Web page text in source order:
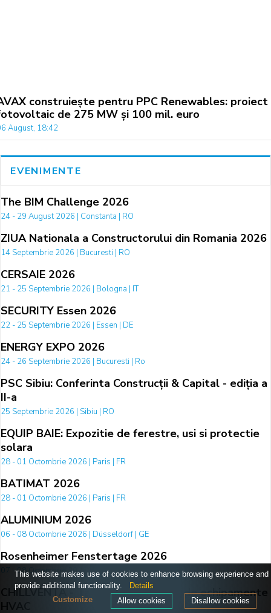
construiește pentru PPC Renewables: proiect
de 275 MW și 100 mil. euro
August, 18:42
EVENIMENTE
The BIM Challenge 2026
24 - 29 August 2026 | Constanta | RO
ZIUA Nationala a Constructorului din Romania 2026
14 Septembrie 2026 | Bucuresti | RO
CERSAIE 2026
21 - 25 Septembrie 2026 | Bologna | IT
SECURITY Essen 2026
22 - 25 Septembrie 2026 | Essen | DE
ENERGY EXPO 2026
24 - 26 Septembrie 2026 | Bucuresti | Ro
PSC Sibiu: Conferinta Construcții & Capital - ediția a
II-a
25 Septembrie 2026 | Sibiu | RO
EQUIP BAIE: Expozitie de ferestre, usi si protectie
solara
28 - 01 Octombrie 2026 | Paris | FR
BATIMAT 2026
28 - 01 Octombrie 2026 | Paris | FR
ALUMINIUM 2026
06 - 08 Octombrie 2026 | Düsseldorf | GE
Rosenheimer Fenstertage 2026
07 - 08 Octombrie 2026 | Rosenheim | DE
CHILLVENTA - Targul international de echipamente
HVAC
This website makes use of cookies to enhance browsing experience and
provide additional functionality.
Details
Disallow cookies
Allow cookies
Customize